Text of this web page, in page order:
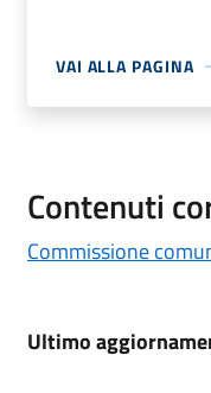
VAI ALLA PAGINA
Contenuti
Commissione
Ultimo